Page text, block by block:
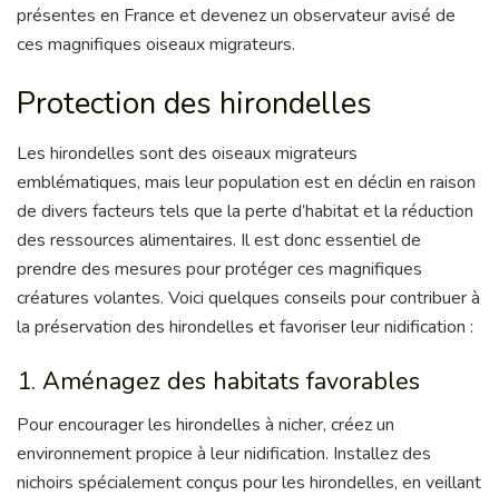
présentes en France et devenez un observateur avisé de
ces magnifiques oiseaux migrateurs.
Protection des hirondelles
Les hirondelles sont des oiseaux migrateurs
emblématiques, mais leur population est en déclin en raison
de divers facteurs tels que la perte d’habitat et la réduction
des ressources alimentaires. Il est donc essentiel de
prendre des mesures pour protéger ces magnifiques
créatures volantes. Voici quelques conseils pour contribuer à
la préservation des hirondelles et favoriser leur nidification :
1. Aménagez des habitats favorables
Pour encourager les hirondelles à nicher, créez un
environnement propice à leur nidification. Installez des
nichoirs spécialement conçus pour les hirondelles, en veillant